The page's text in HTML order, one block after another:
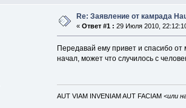
Re: Заявление от камрада
«Ответ #1 : 29 Июля 2010,
Передавай ему привет и спасибо
начал, может что случилось с
AUT VIAM INVENIAM AUT FACIAM <или